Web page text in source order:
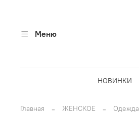
Меню
НОВИНКИ
Главная ЖЕНСКОЕ Одежда